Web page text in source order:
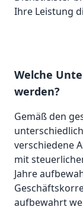
Ihre Leistung
Welche
werden?
Gemäß den
verschiedene
mit
Jahre
aufbewahrt